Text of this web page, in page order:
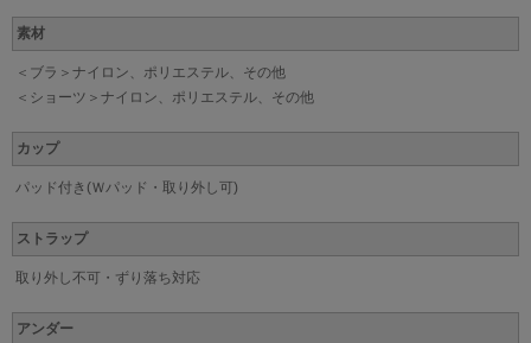
素材
＜ブラ＞ナイロン、ポリエステル、その他
＜ショーツ＞ナイロン、ポリエステル、その他
カップ
パッド付き(Ｗパッド・取り外し可)
ストラップ
取り外し不可・ずり落ち対応
アンダー